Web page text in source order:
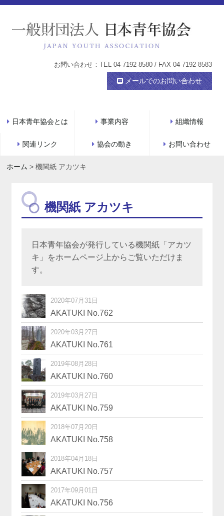
お問い合わせ：TEL 04-7192-8580 / FAX 04-7192-8583
メールでのお問い合わせ
日本青年協会とは 事業内容 組織情報
関連リンク 協会の動き お問い合わせ
ホーム >機関紙 アカツキ
機関紙 アカツキ
日本青年協会が発行している機関紙「アカツ
キ」をホームページ上からご覧いただけま
す。
2020年07月31日
AKATUKI No.762
2020年03月27日
AKATUKI No.761
2019年08月28日
AKATUKI No.760
2019年03月27日
AKATUKI No.759
2018年07月20日
AKATUKI No.758
2018年04月18日
AKATUKI No.757
2017年09月01日
AKATUKI No.756